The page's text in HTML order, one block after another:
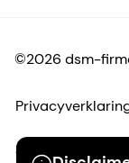
©2026 dsm-